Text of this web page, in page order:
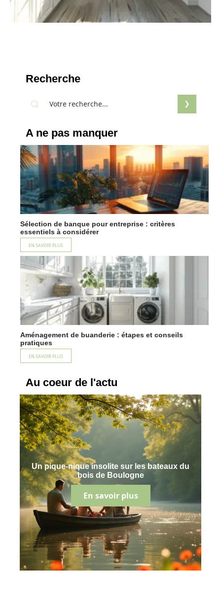
Recherche
A ne pas manquer
Sélection de banque pour entreprise : critères
essentiels à considérer
EN SAVOIR PLUS
Aménagement de buanderie : étapes et conseils
pratiques
EN SAVOIR PLUS
Au coeur de l'actu
Un pique-nique insolite sur les bateaux du
bois de Boulogne
En savoir plus